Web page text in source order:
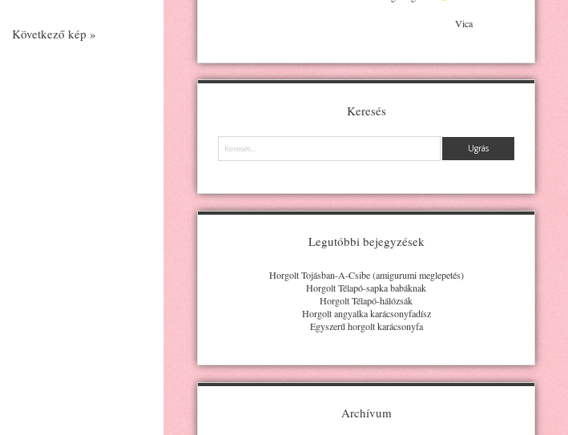
Következő kép »
Vica
Keresés
Keresés
Legutóbbi bejegyzések
Horgolt Tojásban-A-Csibe (amigurumi meglepetés)
Horgolt Télapó-sapka babáknak
Horgolt Télapó-hálózsák
Horgolt angyalka karácsonyfadísz
Egyszerű horgolt karácsonyfa
Archívum